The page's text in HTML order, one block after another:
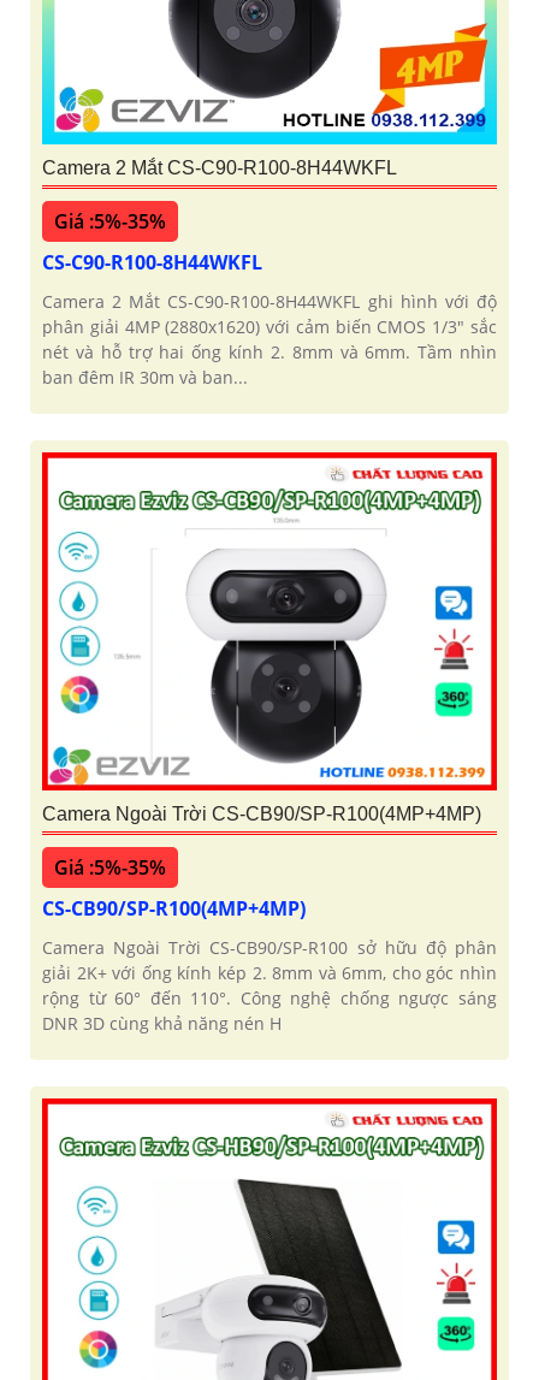
Camera 2 Mắt CS-C90-R100-8H44WKFL
Giá :5%-35%
CS-C90-R100-8H44WKFL
Camera 2 Mắt CS-C90-R100-8H44WKFL ghi hình với độ
phân giải 4MP (2880x1620) với cảm biến CMOS 1/3" sắc
nét và hỗ trợ hai ống kính 2. 8mm và 6mm. Tầm nhìn
ban đêm IR 30m và ban...
Camera Ngoài Trời CS-CB90/SP-R100(4MP+4MP)
Giá :5%-35%
CS-CB90/SP-R100(4MP+4MP)
Camera Ngoài Trời CS-CB90/SP-R100 sở hữu độ phân
giải 2K+ với ống kính kép 2. 8mm và 6mm, cho góc nhìn
rộng từ 60° đến 110°. Công nghệ chống ngược sáng
DNR 3D cùng khả năng nén H